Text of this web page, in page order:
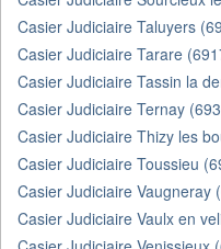
Casier Judiciaire Taluyers
Casier Judiciaire Tarare
Casier Judiciaire Tassin la
Casier Judiciaire Ternay
Casier Judiciaire Thizy les
Casier Judiciaire Toussieu
Casier Judiciaire Vaugneray
Casier Judiciaire Vaulx en